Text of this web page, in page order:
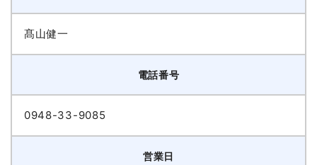
髙山健一
電話番号
0948-33-9085
営業日